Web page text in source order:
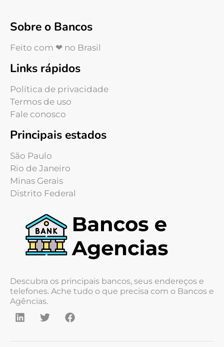
Sobre o Bancos
Feito com ❤ no Brasil
Links rápidos
Política de privacidade
Termos de uso
Fale conosco
Principais estados
São Paulo
Rio de Janeiro
Minas Gerais
Distrito Federal
Descubra os principais bancos, seus endereços e
telefones. Ache tudo o que precisa com o Bancos e
Agências.